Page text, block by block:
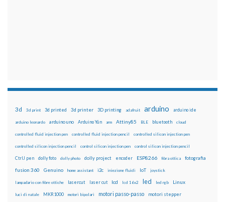
3d 3d print 3d printed 3d printer 3D printing adafruit arduino arduino ide
arduino leonardo arduino uno Arduino Yún arm Attiny85 BLE bluetooth cloud
controlled fluid injection pen controlled fluid injection pencil controlled silicon injection pen
controlled silicon injection pencil control silicon injection pen control silicon injection pencil
CtrlJ pen dolly foto dolly photo dolly project encoder ESP8266 fibra ottica fotografia
fusion 360 Genuino home assistant i2c iniezione fluidi IoT joystick
lampadario con fibre ottiche lasercut laser cut lcd lcd 16x2 led led rgb Linux
luci di natale MKR1000 motori bipolari motori passo-passo motori stepper